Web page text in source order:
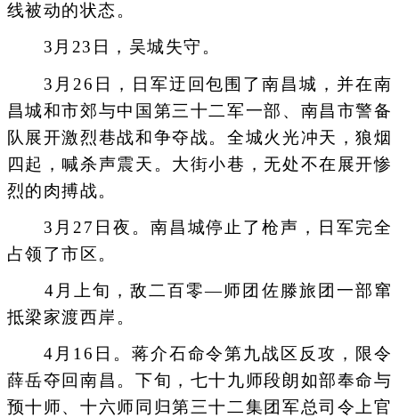
线被动的状态。
3月23日，吴城失守。
3月26日，日军迂回包围了南昌城，并在南
昌城和市郊与中国第三十二军一部、南昌市警备
队展开激烈巷战和争夺战。全城火光冲天，狼烟
四起，喊杀声震天。大街小巷，无处不在展开惨
烈的肉搏战。
3月27日夜。南昌城停止了枪声，日军完全
占领了市区。
4月上旬，敌二百零—师团佐滕旅团一部窜
抵梁家渡西岸。
4月16日。蒋介石命令第九战区反攻，限令
薛岳夺回南昌。下旬，七十九师段朗如部奉命与
预十师、十六师同归第三十二集团军总司令上官